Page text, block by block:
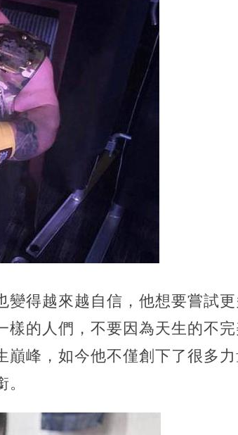
變得越來越自信，他想要嘗試
的人們，不要因為天生的不完
巔峰，如今他不僅創下了很多